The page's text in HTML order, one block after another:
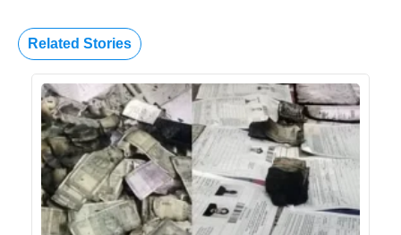
Related Stories